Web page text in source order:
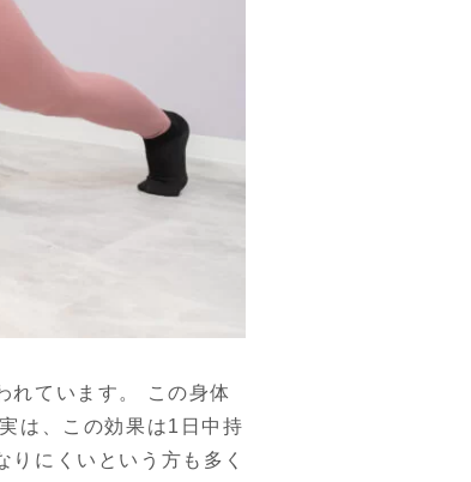
れています。 この身体
は、この効果は1日中持
にくいという方も多く